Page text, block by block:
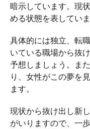
暗示しています。現
める状態を表していま
具体的には独立、転
いている職場から抜
予想しましょう。ま
り、女性がこの夢を
ます。
現状から抜け出し新
がいりますので、一